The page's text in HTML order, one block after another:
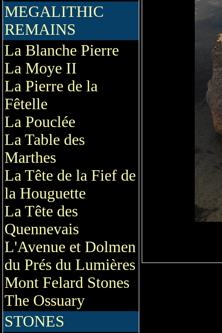
MEGALITHIC
REMAINS
La Blanche Pierre
La Moye II
La Pierre de la
Fêtelle
La Pouclée
La Table des
Marthes
La Tête de la Fief de
la Houguette
La Tête des
Quennevais
L'Avenue et Dolmen
du Prés du Lumières
Mont Felard Stones
The Ossuary
STONES